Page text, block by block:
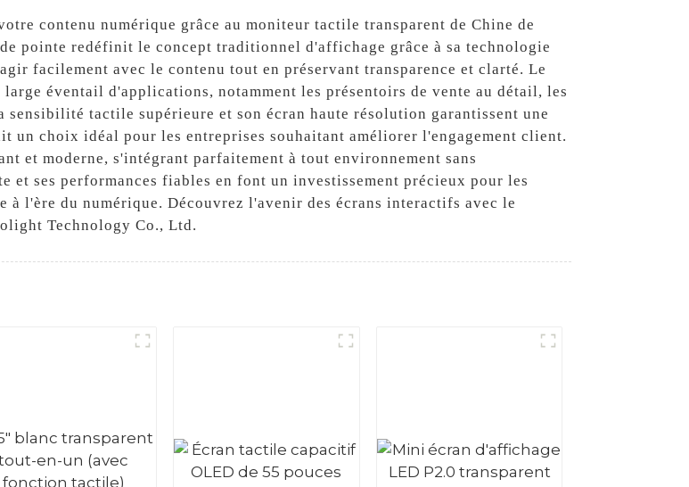
contenu numérique grâce au moniteur tactile transparent de Chine de
pointe redéfinit le concept traditionnel d'affichage grâce à sa technologie
facilement avec le contenu tout en préservant transparence et clarté. Le
éventail d'applications, notamment les présentoirs de vente au détail, les
tactile supérieure et son écran haute résolution garantissent une
choix idéal pour les entreprises souhaitant améliorer l'engagement client.
et moderne, s'intégrant parfaitement à tout environnement sans
et ses performances fiables en font un investissement précieux pour les
à l'ère du numérique. Découvrez l'avenir des écrans interactifs avec le
Technology Co., Ltd.